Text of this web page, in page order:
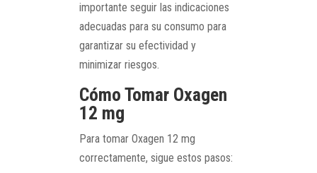
importante seguir las indicaciones
adecuadas para su consumo para
garantizar su efectividad y
minimizar riesgos.
Cómo Tomar Oxagen
12 mg
Para tomar Oxagen 12 mg
correctamente, sigue estos pasos: